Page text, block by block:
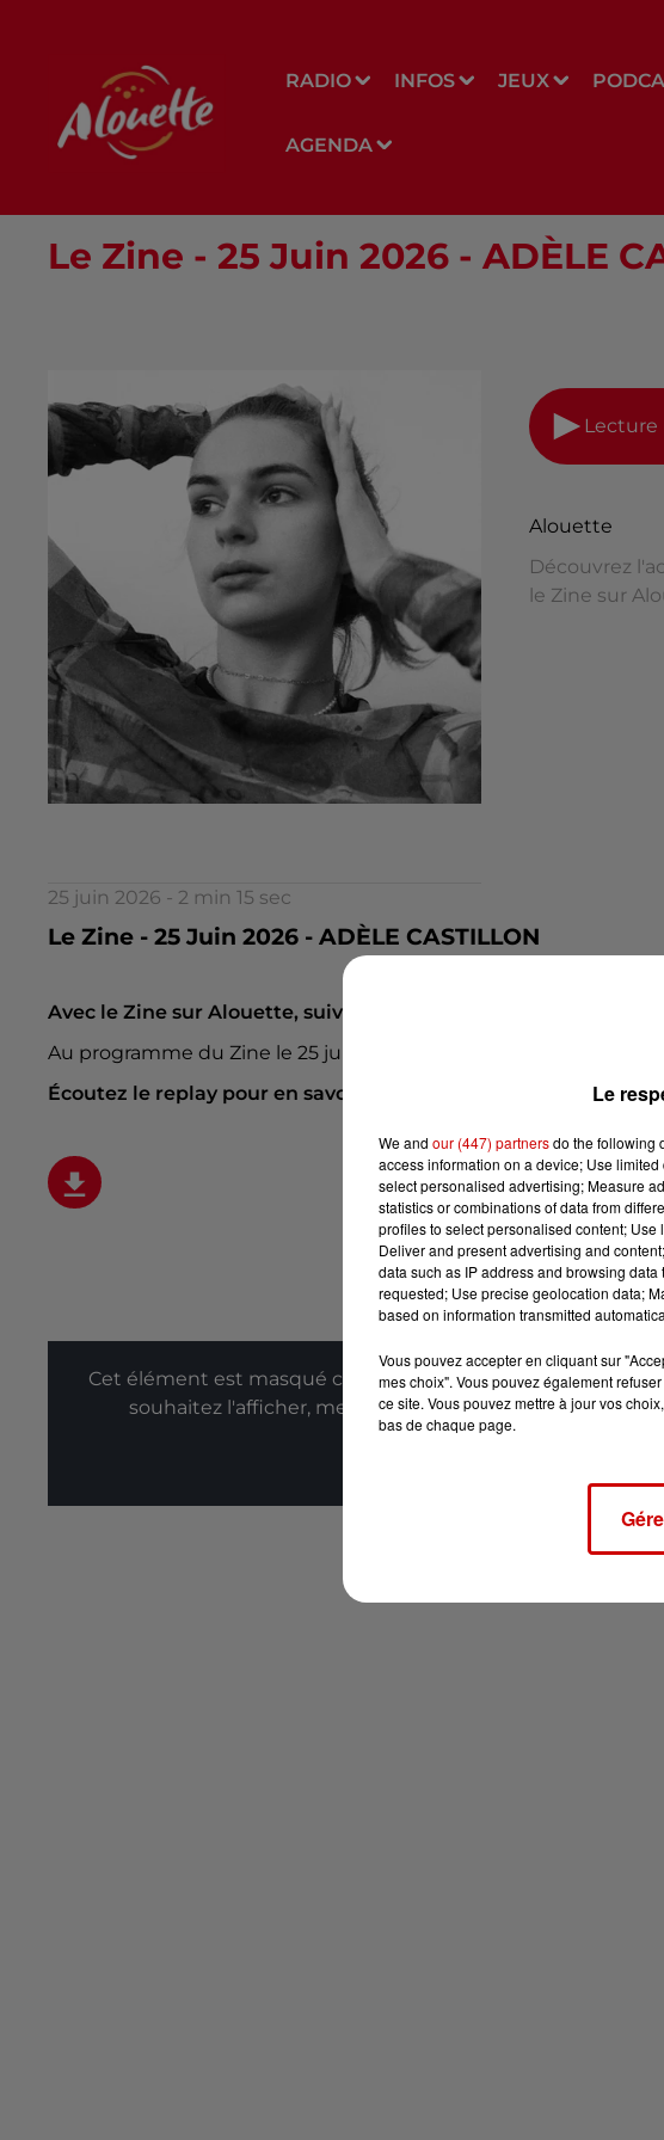
RADIO INFOS JEUX
AGENDA
Le Zine - 25 Juin 2026 - ADÈLE
Lecture
Alouette
Découvrez
le Zine sur
25 juin 2026 - 2 min 15 sec
Le Zine - 25 Juin 2026 - ADÈLE CASTILLON
Avec le Zine sur Alouette, suivez l'actualité des artistes locaux !
Au programme du Zine le 25 juin : l'artiste nantaise ADÈLE
Écoutez le replay pour en savoir plus :
Cet élément est masqué compte-tenu du refus du dépôt
souhaitez l'afficher, merci de nous donner votre
Le
We and our (447) partnersdo the following
access information on a device; Use
select personalised advertising; Measure
statistics or combinations of data from
profiles to select personalised content;
Deliver and present advertising and
data such as IP address and browsing
requested; Use precise geolocation data;
based on information transmitted
Vous pouvez accepter en cliquant sur
mes choix". Vous pouvez également
ce site. Vous pouvez mettre à jour vos
bas de chaque page.